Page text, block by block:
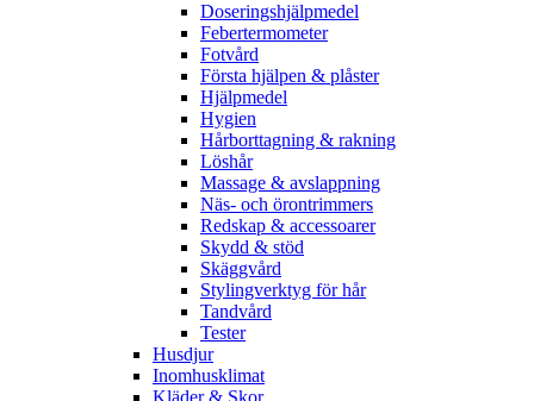
Doseringshjälpmedel
Febertermometer
Fotvård
Första hjälpen & plåster
Hjälpmedel
Hygien
Hårborttagning & rakning
Löshår
Massage & avslappning
Näs- och örontrimmers
Redskap & accessoarer
Skydd & stöd
Skäggvård
Stylingverktyg för hår
Tandvård
Tester
Husdjur
Inomhusklimat
Kläder & Skor